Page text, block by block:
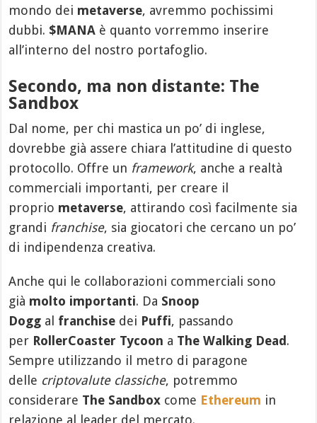
mondo dei metaverse, avremmo pochissimi
dubbi. $MANA è quanto vorremmo inserire
all’interno del nostro portafoglio.
Secondo, ma non distante: The
Sandbox
Dal nome, per chi mastica un po’ di inglese,
dovrebbe già assere chiara l’attitudine di questo
protocollo. Offre un framework, anche a realtà
commerciali importanti, per creare il
proprio metaverse, attirando così facilmente sia
grandi franchise, sia giocatori che cercano un po’
di indipendenza creativa.
Anche qui le collaborazioni commerciali sono
già molto importanti. Da Snoop
Dogg al franchise dei Puffi, passando
per RollerCoaster Tycoon a The Walking Dead.
Sempre utilizzando il metro di paragone
delle criptovalute classiche, potremmo
considerare The Sandbox come Ethereum in
relazione al leader del mercato.